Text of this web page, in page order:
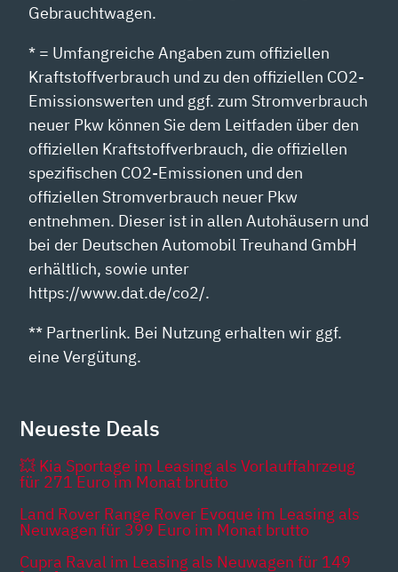
Gebrauchtwagen.
* = Umfangreiche Angaben zum offiziellen
Kraftstoffverbrauch und zu den offiziellen CO2-
Emissionswerten und ggf. zum Stromverbrauch
neuer Pkw können Sie dem Leitfaden über den
offiziellen Kraftstoffverbrauch, die offiziellen
spezifischen CO2-Emissionen und den
offiziellen Stromverbrauch neuer Pkw
entnehmen. Dieser ist in allen Autohäusern und
bei der Deutschen Automobil Treuhand GmbH
erhältlich, sowie unter
https://www.dat.de/co2/.
** Partnerlink. Bei Nutzung erhalten wir ggf.
eine Vergütung.
Neueste Deals
💥 Kia Sportage im Leasing als Vorlauffahrzeug
für 271 Euro im Monat brutto
Land Rover Range Rover Evoque im Leasing als
Neuwagen für 399 Euro im Monat brutto
Cupra Raval im Leasing als Neuwagen für 149